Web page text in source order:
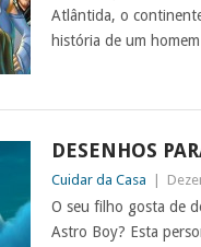
Atlântida, o
história de um
DESENHOS
Cuidar da Casa
O seu filho gosta de
Astro Boy? Esta